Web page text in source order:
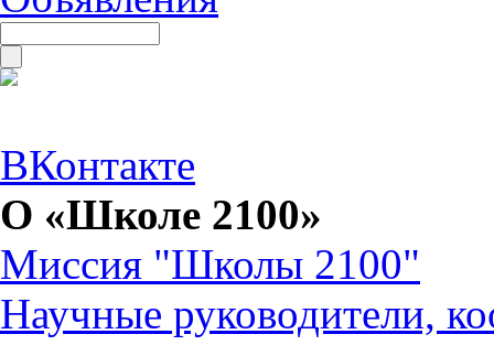
ВКонтакте
О «Школе 2100»
Миссия "Школы 2100"
Научные руководители,